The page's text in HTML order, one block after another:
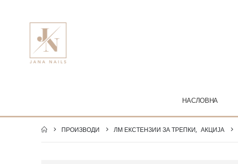
НАСЛОВНА
ПРОИЗВОДИ ЛМ ЕКСТЕНЗИИ ЗА ТРЕПКИ, АКЦИЈА